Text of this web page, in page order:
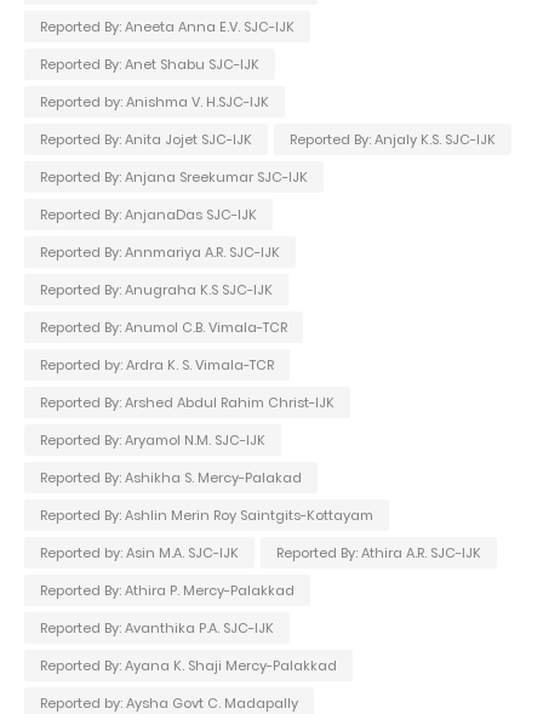
Reported By: Aneeta Anna E.V. SJC-IJK
Reported By: Anet Shabu SJC-IJK
Reported by: Anishma V. H.SJC-IJK
Reported By: Anita Jojet SJC-IJK
Reported By: Anjaly K.S. SJC-IJK
Reported By: Anjana Sreekumar SJC-IJK
Reported By: AnjanaDas SJC-IJK
Reported By: Annmariya A.R. SJC-IJK
Reported By: Anugraha K.S SJC-IJK
Reported By: Anumol C.B. Vimala-TCR
Reported by: Ardra K. S. Vimala-TCR
Reported By: Arshed Abdul Rahim Christ-IJK
Reported By: Aryamol N.M. SJC-IJK
Reported By: Ashikha S. Mercy-Palakad
Reported By: Ashlin Merin Roy Saintgits-Kottayam
Reported by: Asin M.A. SJC-IJK
Reported By: Athira A.R. SJC-IJK
Reported By: Athira P. Mercy-Palakkad
Reported By: Avanthika P.A. SJC-IJK
Reported By: Ayana K. Shaji Mercy-Palakkad
Reported by: Aysha Govt C. Madapally